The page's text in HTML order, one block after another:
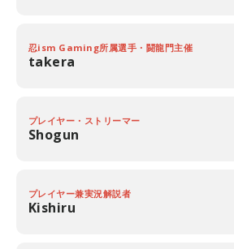
忍ism Gaming所属選手・闘龍門主催
takera
プレイヤー・ストリーマー
Shogun
プレイヤー兼実況解説者
Kishiru